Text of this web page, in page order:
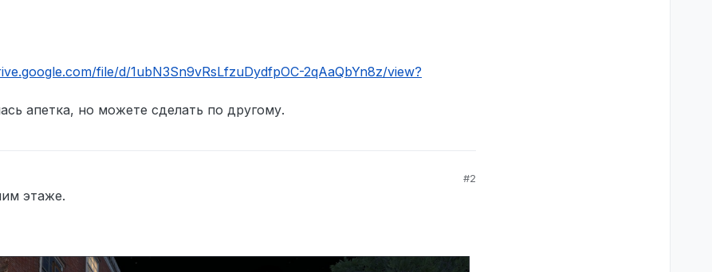
file/d/1ubN3Sn9vRsLfzuDydfpOC-2qAaQbYn8z/view?
апетка, но можете сделать по другому.
#2
этаже.